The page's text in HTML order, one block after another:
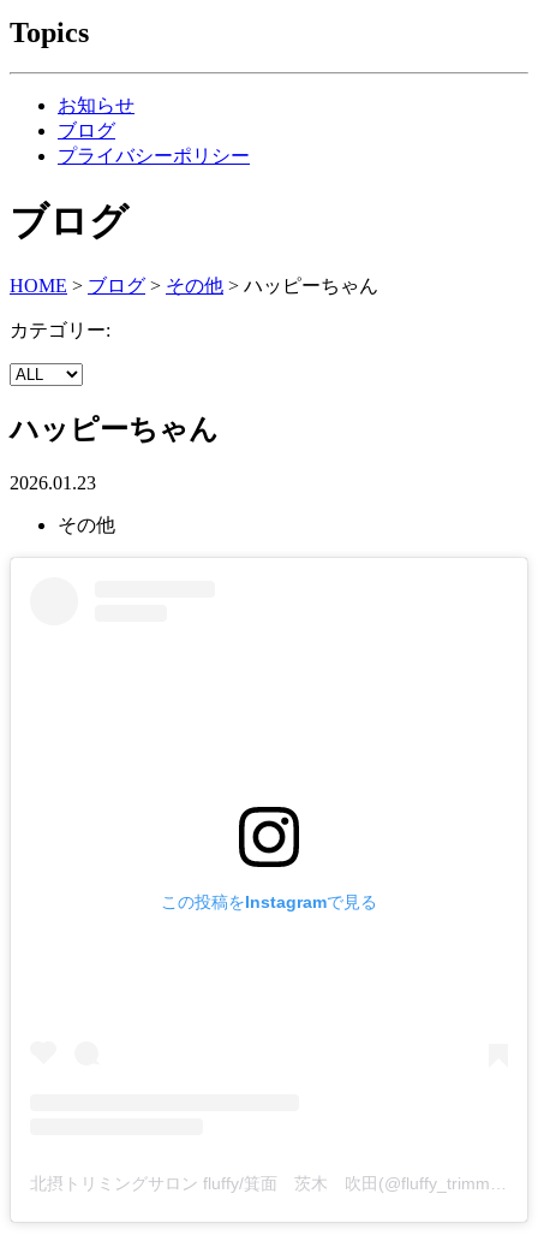
Topics
お知らせ
ブログ
プライバシーポリシー
ブログ
HOME > ブログ > その他 > ⁡ハッピーちゃん⁡
カテゴリー:
⁡ハッピーちゃん⁡
2026.01.23
その他
この投稿をInstagramで見る
北摂トリミングサロン fluffy/箕面 茨木 吹田(@fluffy_trimming)がシェアした投稿